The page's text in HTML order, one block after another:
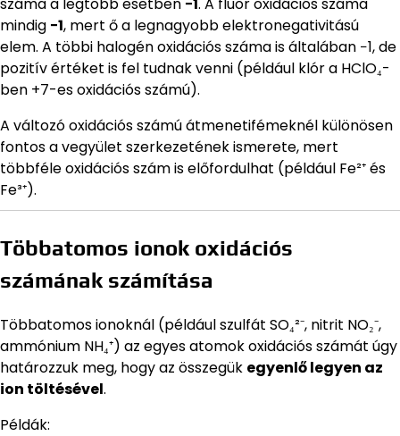
mindig −1, mert ő a legnagyobb elektronegativitású
elem. A többi halogén oxidációs száma is általában −1, de
pozitív értéket is fel tudnak venni (például klór a HClO₄-
ben +7-es oxidációs számú).
A változó oxidációs számú átmenetifémeknél különösen
fontos a vegyület szerkezetének ismerete, mert
többféle oxidációs szám is előfordulhat (például Fe²⁺ és
Fe³⁺).
Többatomos ionok oxidációs
számának számítása
Többatomos ionoknál (például szulfát SO₄²⁻, nitrit NO₂⁻,
ammónium NH₄⁺) az egyes atomok oxidációs számát úgy
határozzuk meg, hogy az összegük egyenlő legyen az
ion töltésével.
Példák: